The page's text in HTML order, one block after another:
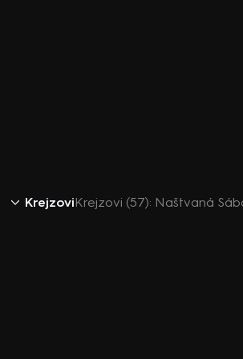
KrejzoviKrejzovi (57): Naštvaná